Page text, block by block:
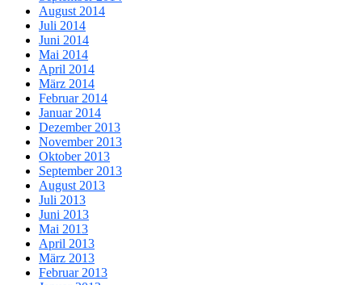
August 2014
Juli 2014
Juni 2014
Mai 2014
April 2014
März 2014
Februar 2014
Januar 2014
Dezember 2013
November 2013
Oktober 2013
September 2013
August 2013
Juli 2013
Juni 2013
Mai 2013
April 2013
März 2013
Februar 2013